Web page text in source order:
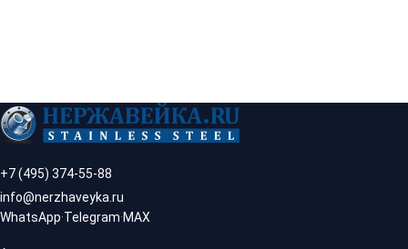
+7 (495) 374-55-88
info@nerzhaveyka.ru
WhatsApp·Telegram·MAX